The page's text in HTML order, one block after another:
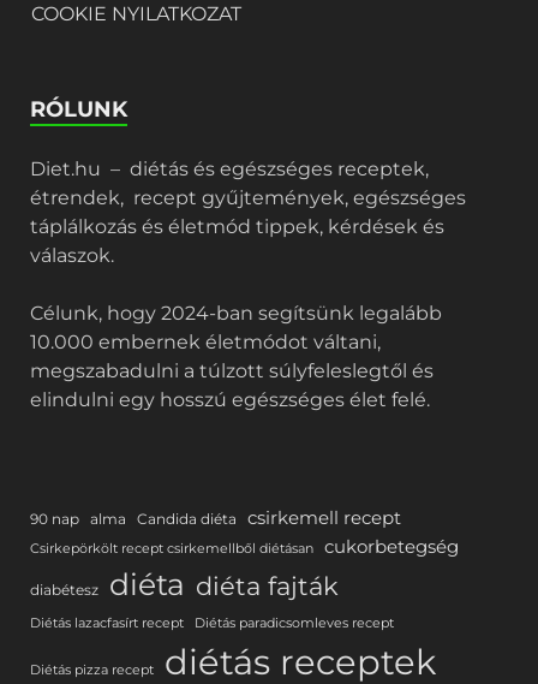
COOKIE NYILATKOZAT
RÓLUNK
Diet.hu – diétás és egészséges receptek,
étrendek, recept gyűjtemények, egészséges
táplálkozás és életmód tippek, kérdések és
válaszok.
Célunk, hogy 2024-ban segítsünk legalább
10.000 embernek életmódot váltani,
megszabadulni a túlzott súlyfeleslegtől és
elindulni egy hosszú egészséges élet felé.
90 nap alma Candida diéta csirkemell recept
Csirkepörkölt recept csirkemellből diétásan cukorbetegség
diabétesz diéta diéta fajták
Diétás lazacfasírt recept Diétás paradicsomleves recept
Diétás pizza recept diétás receptek